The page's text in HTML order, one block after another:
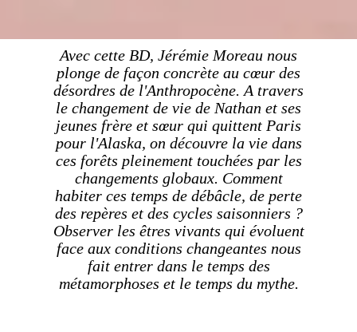
Avec cette BD, Jérémie Moreau nous
plonge de façon concrète au cœur des
désordres de l'Anthropocène. A travers
le changement de vie de Nathan et ses
jeunes frère et sœur qui quittent Paris
pour l'Alaska, on découvre la vie dans
ces forêts pleinement touchées par les
changements globaux. Comment
habiter ces temps de débâcle, de perte
des repères et des cycles saisonniers ?
Observer les êtres vivants qui évoluent
face aux conditions changeantes nous
fait entrer dans le temps des
métamorphoses et le temps du mythe.